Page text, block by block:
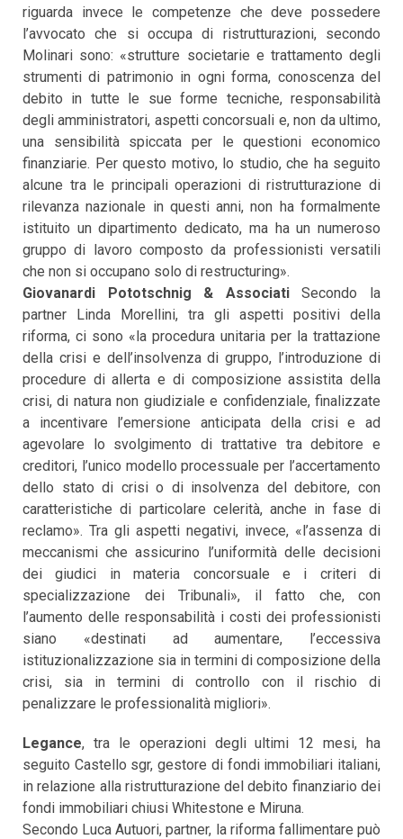
riguarda invece le competenze che deve possedere
l’avvocato che si occupa di ristrutturazioni, secondo
Molinari sono: «strutture societarie e trattamento degli
strumenti di patrimonio in ogni forma, conoscenza del
debito in tutte le sue forme tecniche, responsabilità
degli amministratori, aspetti concorsuali e, non da ultimo,
una sensibilità spiccata per le questioni economico
finanziarie. Per questo motivo, lo studio, che ha seguito
alcune tra le principali operazioni di ristrutturazione di
rilevanza nazionale in questi anni, non ha formalmente
istituito un dipartimento dedicato, ma ha un numeroso
gruppo di lavoro composto da professionisti versatili
che non si occupano solo di restructuring».
Giovanardi Pototschnig & AssociatiSecondo la
partner Linda Morellini, tra gli aspetti positivi della
riforma, ci sono «la procedura unitaria per la trattazione
della crisi e dell’insolvenza di gruppo, l’introduzione di
procedure di allerta e di composizione assistita della
crisi, di natura non giudiziale e confidenziale, finalizzate
a incentivare l’emersione anticipata della crisi e ad
agevolare lo svolgimento di trattative tra debitore e
creditori, l’unico modello processuale per l’accertamento
dello stato di crisi o di insolvenza del debitore, con
caratteristiche di particolare celerità, anche in fase di
reclamo». Tra gli aspetti negativi, invece, «l’assenza di
meccanismi che assicurino l’uniformità delle decisioni
dei giudici in materia concorsuale e i criteri di
specializzazione dei Tribunali», il fatto che, con
l’aumento delle responsabilità i costi dei professionisti
siano «destinati ad aumentare, l’eccessiva
istituzionalizzazione sia in termini di composizione della
crisi, sia in termini di controllo con il rischio di
penalizzare le professionalità migliori».
Legance, tra le operazioni degli ultimi 12 mesi, ha
seguito Castello sgr, gestore di fondi immobiliari italiani,
in relazione alla ristrutturazione del debito finanziario dei
fondi immobiliari chiusi Whitestone e Miruna.
Secondo Luca Autuori, partner, la riforma fallimentare può